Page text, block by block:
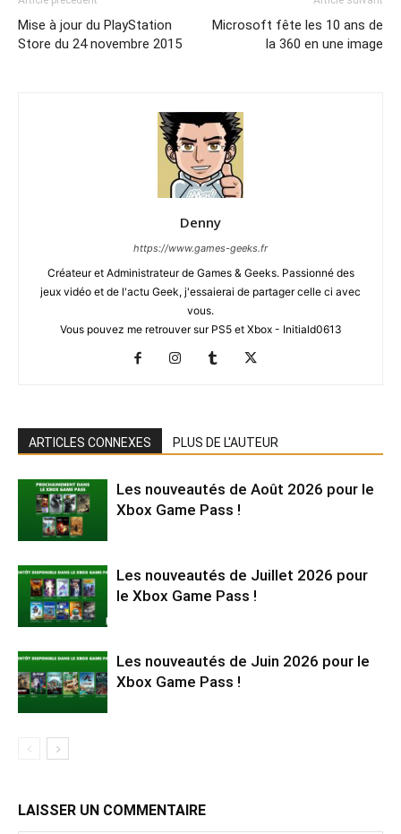
Mise à jour du PlayStation
Store du 24 novembre 2015
Microsoft fête les 10 ans de
la 360 en une image
Denny
https://www.games-geeks.fr
Créateur et Administrateur de Games & Geeks. Passionné des
jeux vidéo et de l'actu Geek, j'essaierai de partager celle ci avec
vous.
Vous pouvez me retrouver sur PS5 et Xbox - Initiald0613
ARTICLES CONNEXES PLUS DE L'AUTEUR
Les nouveautés de Août 2026 pour le
Xbox Game Pass !
Les nouveautés de Juillet 2026 pour
le Xbox Game Pass !
Les nouveautés de Juin 2026 pour le
Xbox Game Pass !
LAISSER UN COMMENTAIRE